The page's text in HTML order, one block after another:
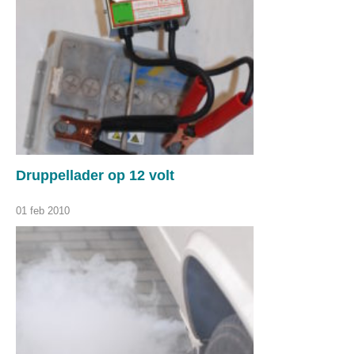
Druppellader op 12 volt
01 feb 2010